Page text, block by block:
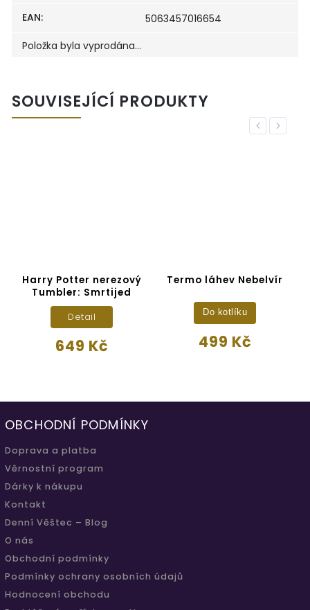
EAN:
5063457016654
Položka byla vyprodána…
SOUVISEJÍCÍ PRODUKTY
Previous
Harry Potter nerezový
Tumbler: Smrtijed
649 Kč
Detail
Termo láhev Nebelvír
499 Kč
Do kotlíku
Next
OBCHODNÍ PODMÍNKY
Doprava a platba
Věrnostní program
Dárky k nákupu
Kontakt
Denní Věštec – Blog
O nás
Obchodní podmínky
Podmínky ochrany osobních údajů
Hodnocení obchodu